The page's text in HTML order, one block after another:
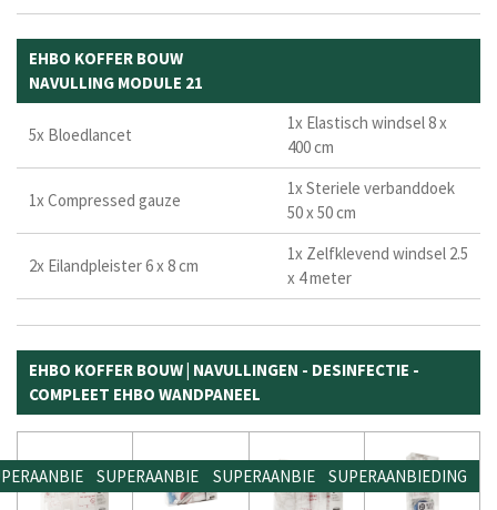
EHBO KOFFER BOUW
NAVULLING MODULE 21
5x Bloedlancet
1x Elastisch windsel 8 x
400 cm
1x Compressed gauze
1x Steriele verbanddoek
50 x 50 cm
2x Eilandpleister 6 x 8 cm
1x Zelfklevend windsel 2.5
x 4 meter
EHBO KOFFER BOUW | NAVULLINGEN - DESINFECTIE -
COMPLEET EHBO WANDPANEEL
SUPERAANBIEDINGSUPERAANBIEDINGSUPERAANBIEDING